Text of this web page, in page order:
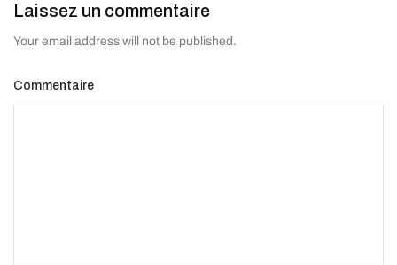
Laissez un commentaire
Your email address will not be published.
Commentaire